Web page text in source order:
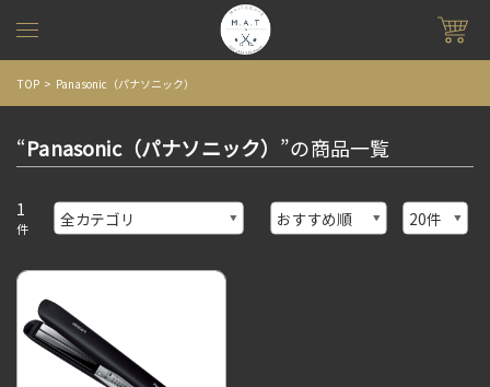
TOP Panasonic（パナソニック）
“Panasonic（パナソニック） ”の商品一覧
1
件